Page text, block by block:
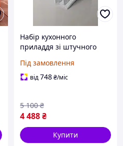
Набір кухонного
приладдя зі штучного
(дошки та колода для
ножів)
Під замовлення
від748₴/міс
4 488₴
5 100 ₴
Купити